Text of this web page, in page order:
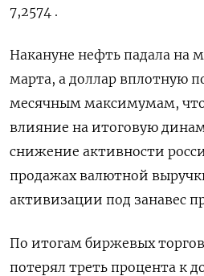
7,2574 .
Накануне нефть падала на
марта, а доллар вплотную
месячным максимумам, что
влияние на итоговую
снижение активности
продажах валютной
активизации под занавес
По итогам биржевых
потерял треть процента к